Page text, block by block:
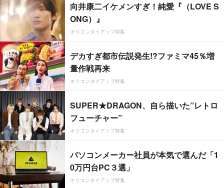
向井康二イケメンすぎ！純愛『（LOVE S
ONG）』
オリコンタイアップ特集
デカすぎ都市伝説発生!?ファミマ45％増
量作戦再来
オリコンタイアップ特集
SUPER★DRAGON、自ら描いた”レトロ
フューチャー”
オリコンタイアップ特集
パソコンメーカー社員が本気で選んだ「1
0万円台PC３選」
オリコンタイアップ特集